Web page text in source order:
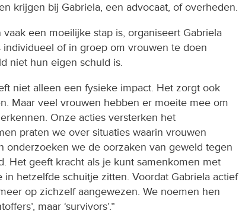
krijgen bij Gabriela, een advocaat, of overheden.
een moeilijke stap is, organiseert Gabriela
individueel of in groep om vrouwen te doen
niet hun eigen schuld is.
niet alleen een fysieke impact. Het zorgt ook
Maar veel vrouwen hebben er moeite mee om
Onze acties versterken het
praten we over situaties waarin vrouwen
onderzoeken we de oorzaken van geweld tegen
Het geeft kracht als je kunt samenkomen met
in hetzelfde schuitje zitten. Voordat Gabriela actief
op zichzelf aangewezen. We noemen hen
maar ‘survivors’.”